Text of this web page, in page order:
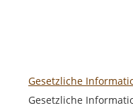
Gesetzliche
Gesetzliche